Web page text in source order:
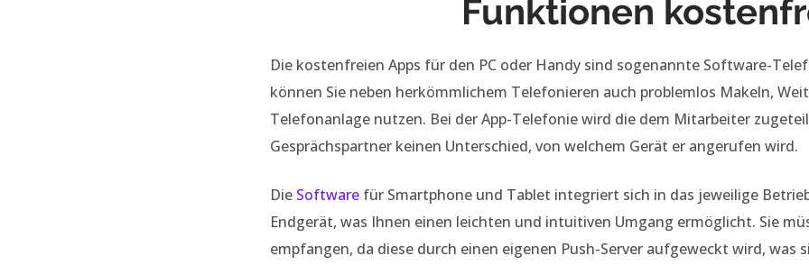
Funktionen
Die kostenfreien Apps für den PC oder Handy sind sogenannte Software-
können Sie neben herkömmlichem Telefonieren auch problemlos Makeln,
Telefonanlage nutzen. Bei der App-Telefonie wird die dem Mitarbeiter
Gesprächspartner keinen Unterschied, von welchem Gerät er angerufen wird.
Die Softwarefür Smartphone und Tablet integriert sich in das jeweilige
Endgerät, was Ihnen einen leichten und intuitiven Umgang ermöglicht. Sie
empfangen, da diese durch einen eigenen Push-Server aufgeweckt wird, was